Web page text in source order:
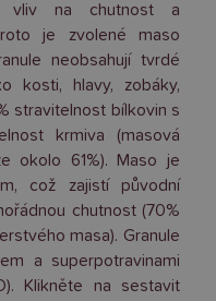
vliv na chutnost a
je zvolené maso
neobsahují tvrdé
kosti, hlavy, zobáky,
stravitelnost bílkovin s
krmiva (masová
okolo 61%). Maso je
což zajistí původní
chutnost (70%
masa). Granule
a superpotravinami
Klikněte na sestavit